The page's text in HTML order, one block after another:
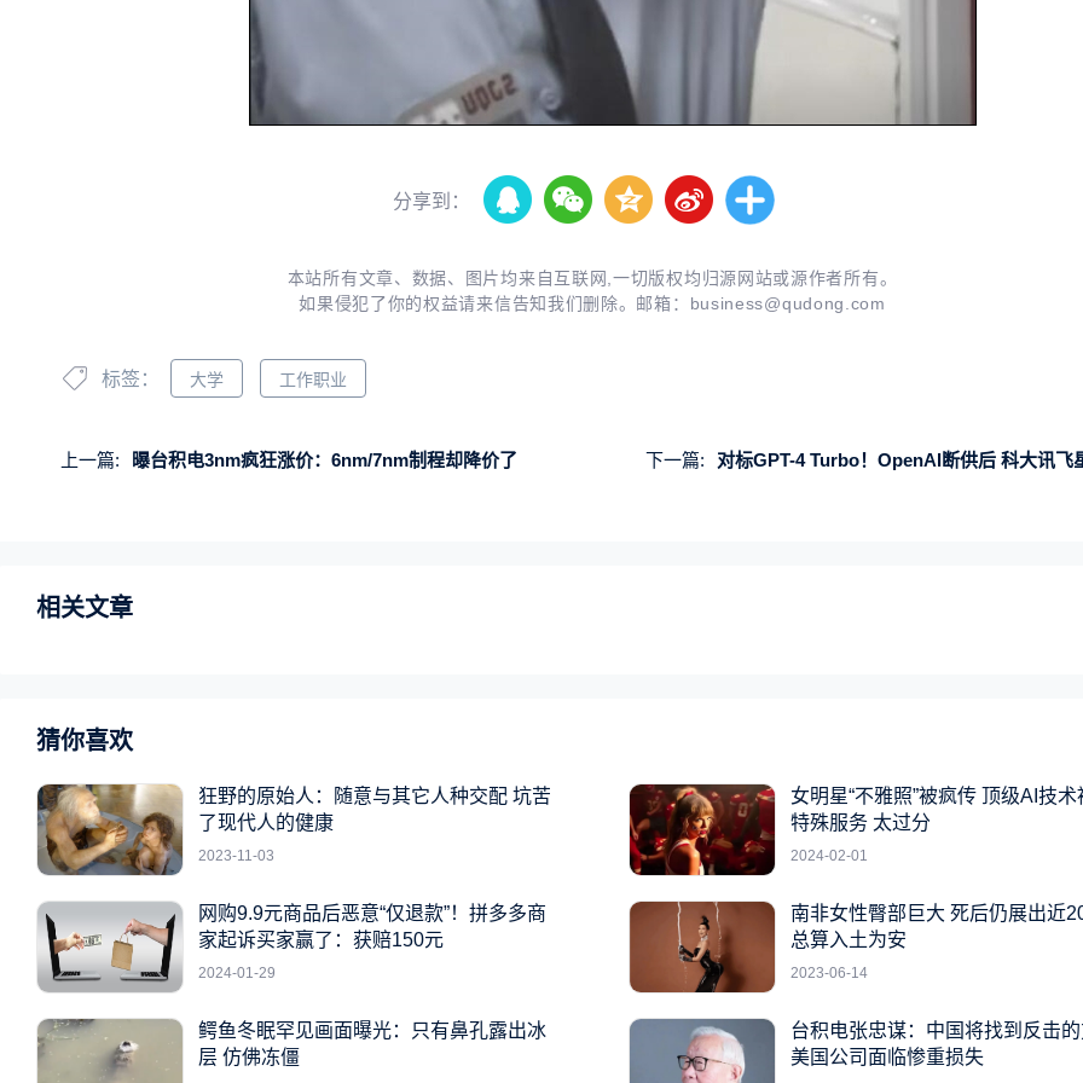
分享到：
本站所有文章、数据、图片均来自互联网,一切版权均归源网站或源作者所有。
如果侵犯了你的权益请来信告知我们删除。邮箱： business@qudong.com
标签： 大学 工作职业
上一篇: 曝台积电3nm疯狂涨价：6nm/7nm制程却降价了 下一篇: 对标GPT-4 Turbo！OpenAI断供后 科大讯飞星火API调用量大
相关文章
猜你喜欢
狂野的原始人：随意与其它人种交配 坑苦
了现代人的健康
2023-11-03
女明星“不雅照”被疯传 顶级AI技
特殊服务 太过分
2024-02-01
网购9.9元商品后恶意“仅退款”！拼多多商
家起诉买家赢了：获赔150元
2024-01-29
南非女性臀部巨大 死后仍展出近
总算入土为安
2023-06-14
鳄鱼冬眠罕见画面曝光：只有鼻孔露出冰
层 仿佛冻僵
台积电张忠谋：中国将找到反击
美国公司面临惨重损失